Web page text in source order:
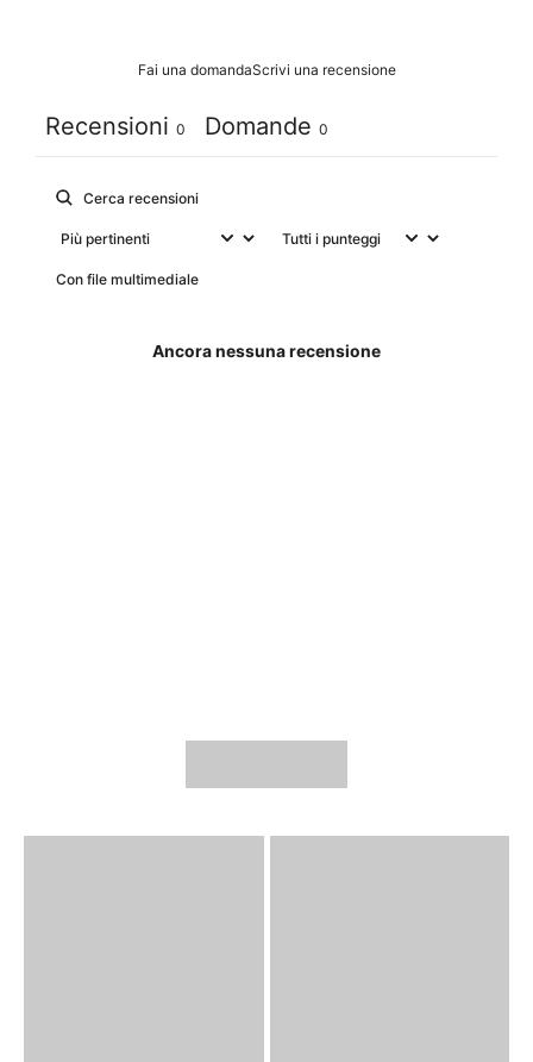
Fai una domandaScrivi una recensione
Recensioni 0 Domande 0
Con file multimediale
Ancora nessuna recensione